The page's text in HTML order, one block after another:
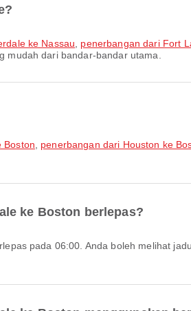
ke Nassau
penerbangan dari Fort
mudah dari bandar-bandar utama.
Boston
penerbangan dari Houston ke
ke Boston berlepas?